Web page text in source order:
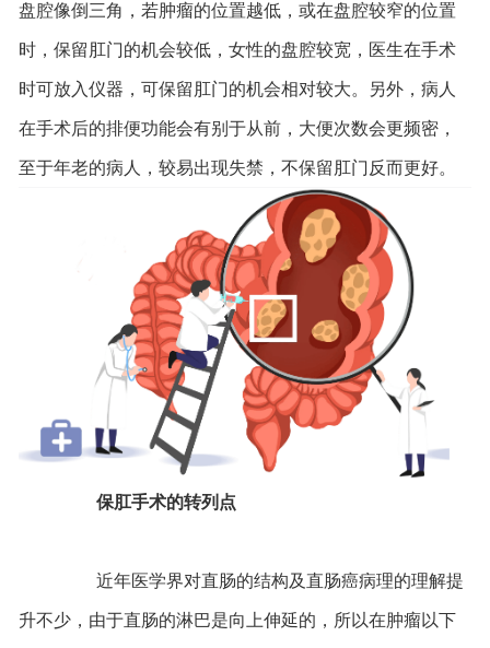
盘腔像倒三角，若肿瘤的位置越低，或在盘腔较窄的位置
时，保留肛门的机会较低，女性的盘腔较宽，医生在手术
时可放入仪器，可保留肛门的机会相对较大。另外，病人
在手术后的排便功能会有别于从前，大便次数会更频密，
至于年老的病人，较易出现失禁，不保留肛门反而更好。
保肛手术的转列点
近年医学界对直肠的结构及直肠癌病理的理解提
升不少，由于直肠的淋巴是向上伸延的，所以在肿瘤以下